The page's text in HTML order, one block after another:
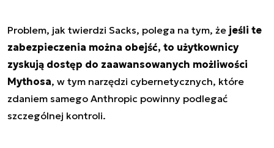
Problem, jak twierdzi Sacks, polega na tym, że jeśli te
zabezpieczenia można obejść, to użytkownicy
zyskują dostęp do zaawansowanych możliwości
Mythosa, w tym narzędzi cybernetycznych, które
zdaniem samego Anthropic powinny podlegać
szczególnej kontroli.